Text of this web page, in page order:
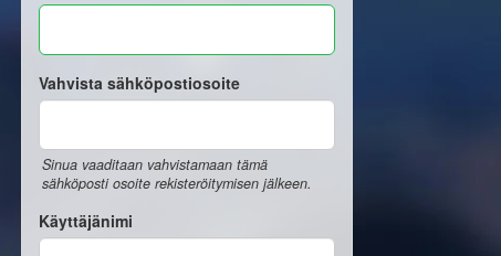
Vahvista sähköpostiosoite
Sinua vaaditaan vahvistamaan tämä
sähköposti osoite rekisteröitymisen jälkeen.
Käyttäjänimi